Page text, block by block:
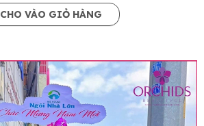
CHO VÀO GIỎ HÀNG